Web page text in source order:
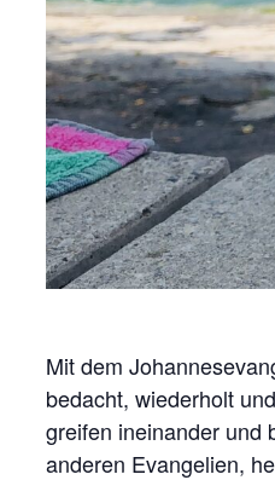
Mit dem
bedacht, wiederholt
greifen ineinander und
anderen Evangelien,